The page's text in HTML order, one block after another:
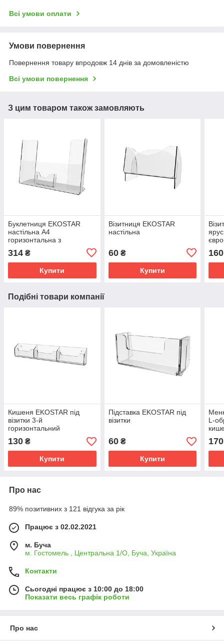
Всі умови оплати
Умови повернення
Повернення товару впродовж 14 днів за домовленістю
Всі умови повернення
З цим товаром також замовляють
Буклетниця EKOSTAR
настільна А4
горизонтальна з
314 ₴
Купити
Візитниця EKOSTAR
настільна
60₴
Купити
160
Подібні товари компанії
Кишеня EKOSTAR під
візитки 3-й
горизонтальний
130 ₴
Купити
Підставка EKOSTAR під
візитки
60₴
Купити
L-
170
Про нас
89% позитивних з 121 відгука за рік
Працює з 02.02.2021
м. Буча
м. Гостомель , Центральна 1/О, Буча, Україна
Контакти
Сьогодні працює з 10:00 до 18:00
Показати весь графік роботи
Про нас